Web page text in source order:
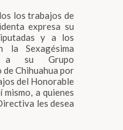
los trabajos de
expresa su
y a los
la Sexagésima
a su Grupo
Chihuahua por
del Honorable
a quienes
les desea